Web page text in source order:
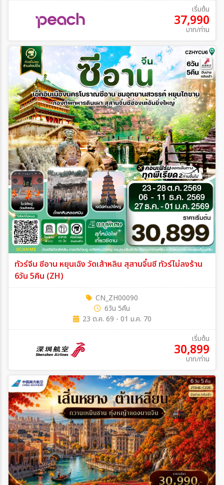
เริ่มต้น
37,990
บาท/ท่าน
ทัวร์จีน ซีอาน หยุนเฉิง วัดเส้าหลิน สุสานจิ๋นซี ทัวร์ไม่ลงร้าน
6วัน 5คืน (ZH)
CN_ZH00090
6วัน 5คืน
23 ต.ค. 69 - 01 ม.ค. 70
เริ่มต้น
30,899
บาท/ท่าน